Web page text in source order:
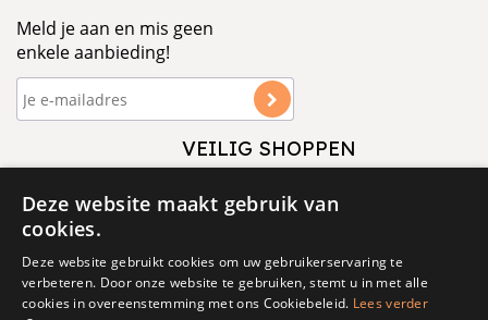
Meld je aan en mis geen
enkele aanbieding!
VEILIG SHOPPEN
Deze website maakt gebruik van
cookies.
Deze website gebruikt cookies om uw gebruikerservaring te
verbeteren. Door onze website te gebruiken, stemt u in met alle
cookies in overeenstemming met ons Cookiebeleid. Lees verder